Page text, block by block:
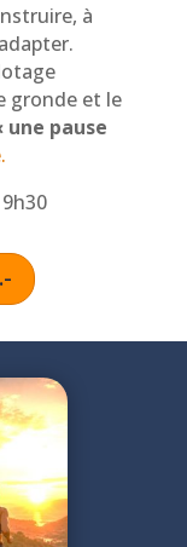
à
gronde et le
pause